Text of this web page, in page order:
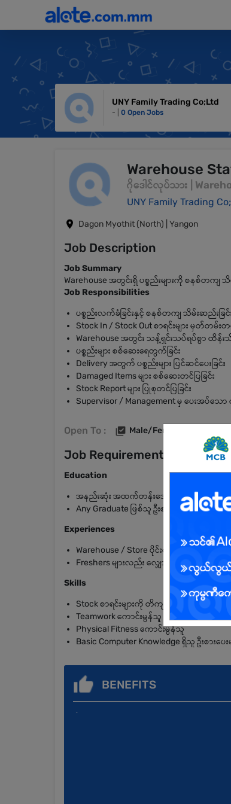
UNY Family Trading Co;Ltd
- | 0 Open Jobs
Warehouse
ဂိုဒေါင်လုပ်သား |
UNY Family Trading
Dagon Myothit (North) | Yangon
Job Description
Job Summary
Warehouse အတွင်းရှိ ပစ္စည်းများကို စနစ်တကျ
Job Responsibilities
ပစ္စည်းလက်ခံခြင်းနှင့် စနစ်တကျ သိမ်းဆည်းခြင်
Stock In / Stock Out စာရင်းများ မှတ်တမ်းတ
Warehouse အတွင်း သန့်ရှင်းသပ်ရပ်စွာ ထိန်းသိ
ပစ္စည်းများ စစ်ဆေးရေတွက်ခြင်း
Delivery အတွက် ပစ္စည်းများ ပြင်ဆင်ပေးခြင်း
Damaged Items များ စစ်ဆေးတင်ပြခြင်း
Stock Report များ ပြုစုတင်ပြခြင်း
Supervisor / Management မှ ပေးအပ်သော
Open To : Male/Female
Job Requirements
Education
အနည်းဆုံး အထက်တန်းအောင်မြင်ပြီးသူ
Any Graduate ဖြစ်သူ ဦးစားပေးမည်
Experiences
Warehouse / Store ပိုင်းတွင် Experience ရှိ
Freshers များလည်း လျှောက်ထားနိုင်သည်
Skills
Stock စာရင်းများကို တိကျစွာ မှတ်တမ်းတင်နိုင်
Teamwork ကောင်းမွန်သူ
Physical Fitness ကောင်းမွန်သူ
Basic Computer Knowledge ရှိသူ ဦးစားပေ
BENEFITS
.